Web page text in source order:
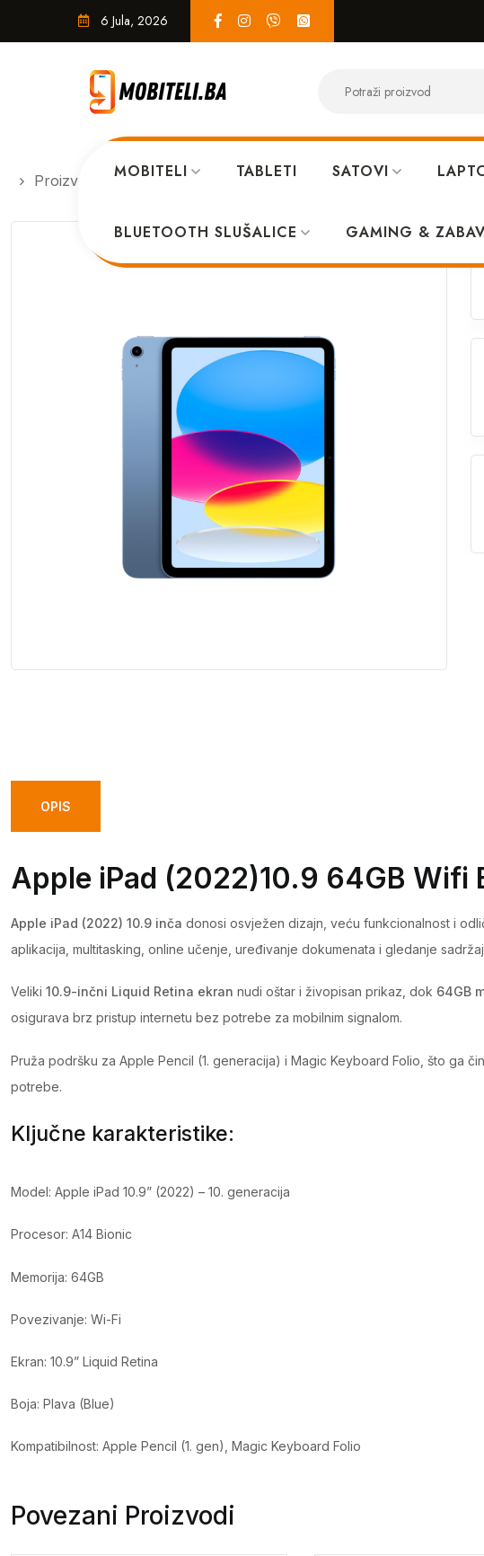
6 Jula, 2026
MOBITELI TABLETI SATOVI
BLUETOOTH SLUŠALICE GAMING &
Proizvodi TABLETI Apple iPad (2022)10.9 64GB Wifi Blue
OPIS
Apple iPad (2022)10.9 64GB Wifi
Apple iPad (2022) 10.9 inča donosi osvježen dizajn, veću funkcionalnost i
aplikacija, multitasking, online učenje, uređivanje dokumenata i gledanje
Veliki 10.9-inčni Liquid Retina ekran nudi oštar i živopisan prikaz, dok 64GB
osigurava brz pristup internetu bez potrebe za mobilnim signalom.
Pruža podršku za Apple Pencil (1. generacija) i Magic Keyboard Folio, što ga
potrebe.
Ključne karakteristike:
Model: Apple iPad 10.9” (2022) – 10. generacija
Procesor: A14 Bionic
Memorija: 64GB
Povezivanje: Wi-Fi
Ekran: 10.9” Liquid Retina
Boja: Plava (Blue)
Kompatibilnost: Apple Pencil (1. gen), Magic Keyboard Folio
Povezani Proizvodi